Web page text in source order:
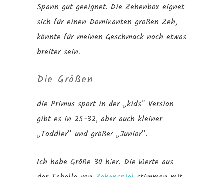
Spann gut geeignet. Die Zehenbox eignet
sich für einen Dominanten großen Zeh,
könnte für meinen Geschmack noch etwas
breiter sein.
Die Größen
die Primus sport in der „kids“ Version
gibt es in 25-32, aber auch kleiner
„Toddler“ und größer „Junior“.
Ich habe Größe 30 hier. Die Werte aus